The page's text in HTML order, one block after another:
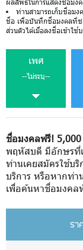
ท่านสามารถเก็บชื่อม
ชื่อ เพื่อบันทึกชื่อมงคลที่ช
ส่วนตัวได้เมื่อลงชื่อเข้าใช้
เพศ
--ไม่ระบุ--
ชื่อมงคลฟรี!
พฤหัสบดี มีอักษรที่
ท่านเคยสมัครใช้บ
บริการ หรือหากท่า
เพื่อค้นหาชื่อมงคล
รา